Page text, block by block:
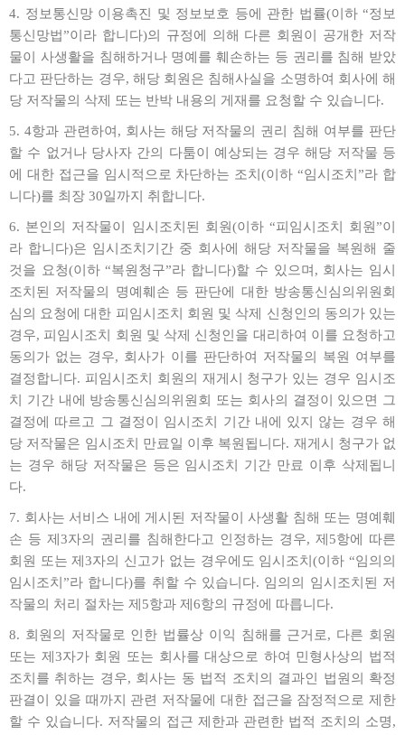
4. 정보통신망 이용촉진 및 정보보호 등에 관한 법률(이하 “정보
통신망법”이라 합니다)의 규정에 의해 다른 회원이 공개한 저작
물이 사생활을 침해하거나 명예를 훼손하는 등 권리를 침해 받았
다고 판단하는 경우, 해당 회원은 침해사실을 소명하여 회사에 해
당 저작물의 삭제 또는 반박 내용의 게재를 요청할 수 있습니다.
5. 4항과 관련하여, 회사는 해당 저작물의 권리 침해 여부를 판단
할 수 없거나 당사자 간의 다툼이 예상되는 경우 해당 저작물 등
에 대한 접근을 임시적으로 차단하는 조치(이하 “임시조치”라 합
니다)를 최장 30일까지 취합니다.
6. 본인의 저작물이 임시조치된 회원(이하 “피임시조치 회원”이
라 합니다)은 임시조치기간 중 회사에 해당 저작물을 복원해 줄
것을 요청(이하 “복원청구”라 합니다)할 수 있으며, 회사는 임시
조치된 저작물의 명예훼손 등 판단에 대한 방송통신심의위원회
심의 요청에 대한 피임시조치 회원 및 삭제 신청인의 동의가 있는
경우, 피임시조치 회원 및 삭제 신청인을 대리하여 이를 요청하고
동의가 없는 경우, 회사가 이를 판단하여 저작물의 복원 여부를
결정합니다. 피임시조치 회원의 재게시 청구가 있는 경우 임시조
치 기간 내에 방송통신심의위원회 또는 회사의 결정이 있으면 그
결정에 따르고 그 결정이 임시조치 기간 내에 있지 않는 경우 해
당 저작물은 임시조치 만료일 이후 복원됩니다. 재게시 청구가 없
는 경우 해당 저작물은 등은 임시조치 기간 만료 이후 삭제됩니
다.
7. 회사는 서비스 내에 게시된 저작물이 사생활 침해 또는 명예훼
손 등 제3자의 권리를 침해한다고 인정하는 경우, 제5항에 따른
회원 또는 제3자의 신고가 없는 경우에도 임시조치(이하 “임의의
임시조치”라 합니다)를 취할 수 있습니다. 임의의 임시조치된 저
작물의 처리 절차는 제5항과 제6항의 규정에 따릅니다.
8. 회원의 저작물로 인한 법률상 이익 침해를 근거로, 다른 회원
또는 제3자가 회원 또는 회사를 대상으로 하여 민형사상의 법적
조치를 취하는 경우, 회사는 동 법적 조치의 결과인 법원의 확정
판결이 있을 때까지 관련 저작물에 대한 접근을 잠정적으로 제한
할 수 있습니다. 저작물의 접근 제한과 관련한 법적 조치의 소명,